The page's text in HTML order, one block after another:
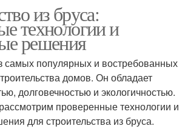
из бруса:
технологии и
решения
самых популярных и востребованных
домов. Он обладает
долговечностью и экологичностью.
проверенные технологии и
для строительства из бруса.